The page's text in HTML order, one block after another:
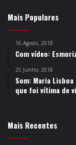
Mais Populares
16 Agosto, 2018
Com vídeo:
25 Junho, 2018
Som: Maria
que foi vítima de
Mais Recentes